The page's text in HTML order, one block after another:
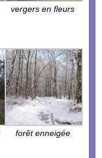
vergers en fleurs
forêt enneigée